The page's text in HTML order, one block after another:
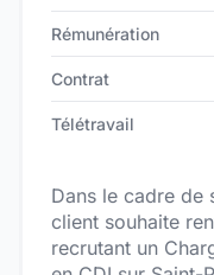
Rémunération
Contrat
Télétravail
Dans le cadre de
client souhaite
recrutant un